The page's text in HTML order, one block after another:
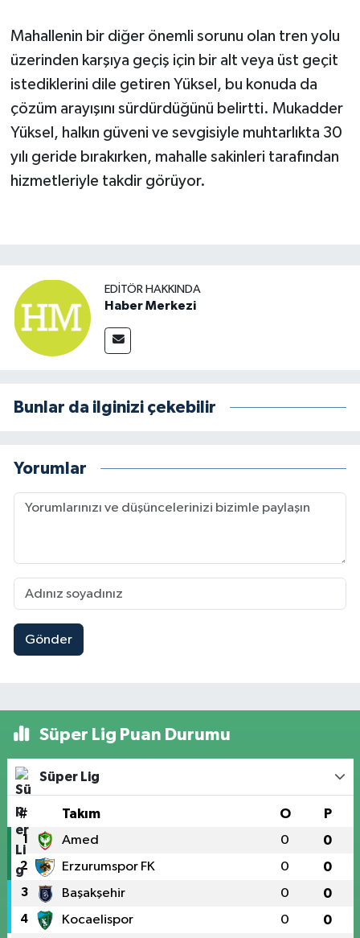
Mahallenin bir diğer önemli sorunu olan tren yolu
üzerinden karşıya geçiş için bir alt veya üst geçit
istediklerini dile getiren Yüksel, bu konuda da
çözüm arayışını sürdürdüğünü belirtti. Mukadder
Yüksel, halkın güveni ve sevgisiyle muhtarlıkta 30
yılı geride bırakırken, mahalle sakinleri tarafından
hizmetleriyle takdir görüyor.
EDITÖR HAKKINDA
Haber Merkezi
Bunlar da ilginizi çekebilir
Yorumlar
Gönder
Süper Lig Puan Durumu
Süper Lig
# Takım O P
1 Amed 0 0
2 Erzurumspor FK 0 0
3 Başakşehir 0 0
4 Kocaelispor 0 0